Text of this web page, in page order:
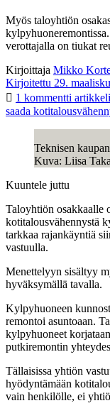
Myös taloyhtiön
verottajalla on tiukat
Kirjoittaja Mikko
Kirjoitettu 29.
1 kommentti
saada
Teknisen
Kuva: Liisa
Kuuntele juttu
Taloyhtiön osakkaalle
kotitalousvähennystä
tarkkaa rajankäyntiä
vastuulla.
Menettelyyn sisältyy
hyväksymällä tavalla.
Kylpyhuoneen
remontoi asuntoaan.
kylpyhuoneet
putkiremontin
Tällaisissa yhtiön
hyödyntämään
vain henkilölle, ei